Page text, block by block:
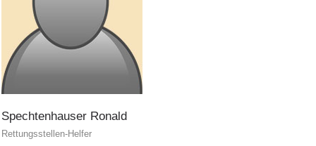
Spechtenhauser Ronald
Rettungsstellen-Helfer